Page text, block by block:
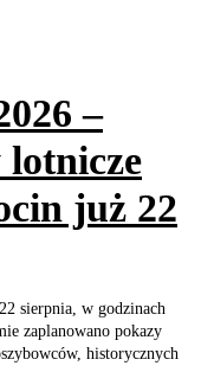
–
lotnicze
już 22
sierpnia, w godzinach
zaplanowano pokazy
historycznych